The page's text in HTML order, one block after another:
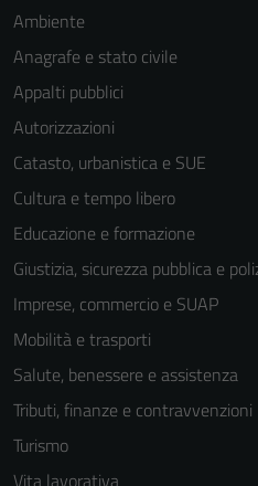
Ambiente
Anagrafe e stato civile
Appalti pubblici
Autorizzazioni
Catasto, urbanistica e SUE
Cultura e tempo libero
Educazione e formazione
Giustizia, sicurezza pubblica e
Imprese, commercio e SUAP
Mobilità e trasporti
Salute, benessere e assistenza
Tributi, finanze e contravvenzioni
Turismo
Vita lavorativa